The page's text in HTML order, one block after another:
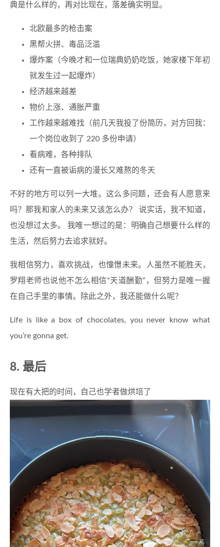
典是什么样的，再对比现在，落差确实明显。
北欧最多的枪击案
黑帮火拼、毒品泛滥
爆炸案（今晚才和一位瑞典奶奶吃饭，她家楼下年初
就发生过一起爆炸）
经济越来越差
物价上涨、通胀严重
工作越来越难找（前几天我投了份简历，对方回我：
一个岗位收到了 220 多份申请）
看病难，各种排队
还有一直被诟病的漫长又难熬的冬天
不好的地方可以列一大堆。这么多问题，还会有人愿意来
吗？那我和家人的未来又该怎么办？ 说实话，我不知道，
也没想过太多。 我唯一想过的是：明确自己想要什么样的
生活，然后努力去追求就好。
我相信努力，喜欢挑战，也憧憬未来。人虽然不能胜天，
罗翔老师也说他不怎么相信“天道酬勤”，但努力是唯一握
在自己手里的事情。除此之外，我还能做什么呢？
Life is like a box of chocolates, you never know what
you’re gonna get.
8. 最后
现在有大把的时间，自己也学者做烘培了